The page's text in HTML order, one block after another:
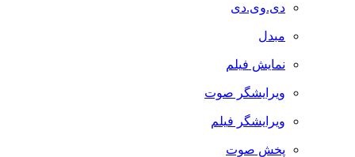
دی.وی.دی
مبدل
نمایش فیلم
ویرایشگر صوت
ویرایشگر فیلم
پخش صوت